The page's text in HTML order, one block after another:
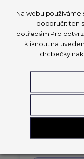
Ministři
sejdou v
EuroSkills
V pátek 12.
Na webu používáme
doporučit ten
potřebám.Pro
kliknout na
drobečky